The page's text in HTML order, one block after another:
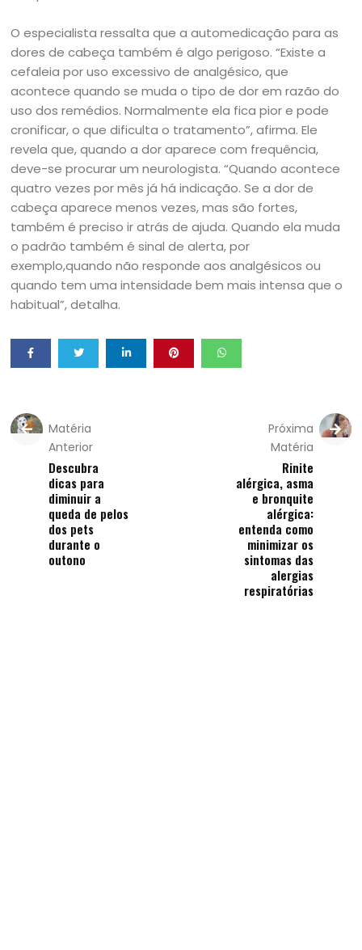
O especialista ressalta que a automedicação para as
dores de cabeça também é algo perigoso. “Existe a
cefaleia por uso excessivo de analgésico, que
acontece quando se muda o tipo de dor em razão do
uso dos remédios. Normalmente ela fica pior e pode
cronificar, o que dificulta o tratamento”, afirma. Ele
revela que, quando a dor aparece com frequência,
deve-se procurar um neurologista. “Quando acontece
quatro vezes por mês já há indicação. Se a dor de
cabeça aparece menos vezes, mas são fortes,
também é preciso ir atrás de ajuda. Quando ela muda
o padrão também é sinal de alerta, por
exemplo,quando não responde aos analgésicos ou
quando tem uma intensidade bem mais intensa que o
habitual”, detalha.
Matéria
Anterior
Descubra
dicas para
diminuir a
queda de pelos
dos pets
durante o
outono
Próxima
Matéria
Rinite
alérgica, asma
e bronquite
alérgica:
entenda como
minimizar os
sintomas das
alergias
respiratórias